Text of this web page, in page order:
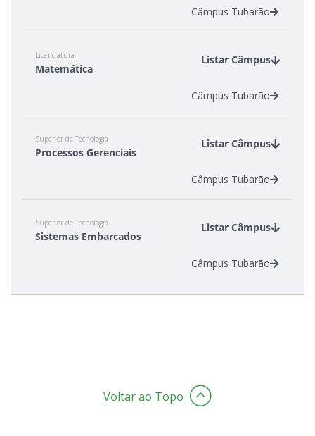
Câmpus Tubarão
Licenciatura
Matemática
Listar Câmpus
Câmpus Tubarão
Superior de Tecnologia
Processos Gerenciais
Listar Câmpus
Câmpus Tubarão
Superior de Tecnologia
Sistemas Embarcados
Listar Câmpus
Câmpus Tubarão
Voltar ao Topo